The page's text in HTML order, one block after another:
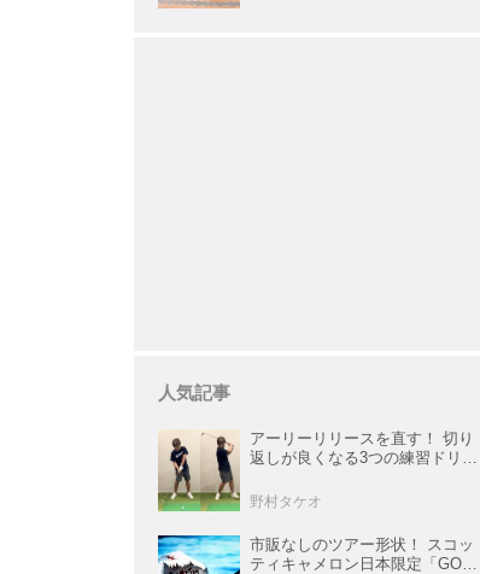
人気記事
アーリーリリースを直す！ 切り
返しが良くなる3つの練習ドリル
野村タケオ
市販なしのツアー形状！ スコッ
ティキャメロン日本限定「GOLO